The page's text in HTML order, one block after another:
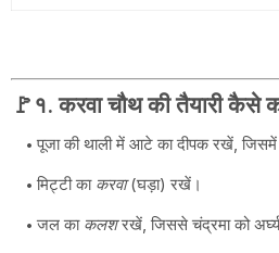
🚩१. करवा चौथ की तैयारी कैसे
पूजा की थाली में आटे का दीपक रखें, जिसमें
मिट्टी का करवा(घड़ा) रखें।
जल का कलशरखें, जिससे चंद्रमा को